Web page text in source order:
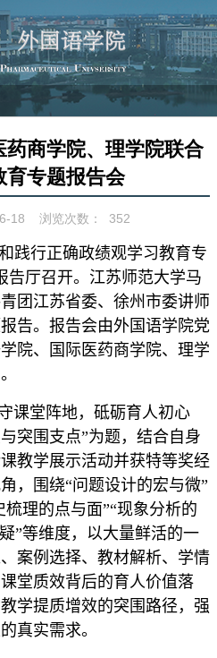
商学院、理学院联合
育专题报告会
18 浏览次数： 352
践行正确政绩观学习教育专
告厅召开。江苏师范大学马
团江苏省委、徐州市委讲师
告。报告会由外国语学院党
院、国际医药商学院、理学
。
课堂阵地，砥砺育人初心
突围支点”为题，结合自身
教学展示活动并获特等奖经
，围绕“问题设计的宏与微”
梳理的点与面”“现象分析的
”等维度，以大量鲜活的一
案例选择、教材解析、学情
堂质效背后的育人价值落
学提质增效的突围路径 ， 强
真实需求。